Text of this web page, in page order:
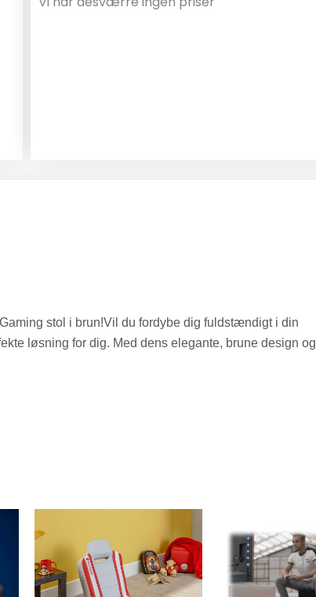
stol i brun!Vil du fordybe dig fuldstændigt i din
løsning for dig. Med dens elegante, brune design og